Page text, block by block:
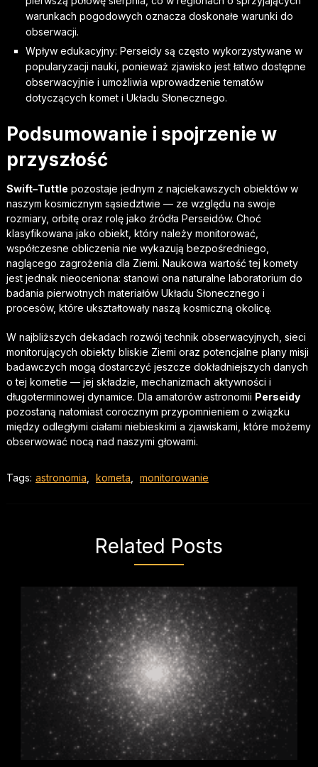
warunkach pogodowych oznacza doskonałe warunki do
obserwacji.
Wpływ edukacyjny: Perseidy są często wykorzystywane w
popularyzacji nauki, ponieważ zjawisko jest łatwo dostępne
obserwacyjnie i umożliwia wprowadzenie tematów
dotyczących komet i Układu Słonecznego.
Podsumowanie i spojrzenie w
przyszłość
Swift–Tuttle pozostaje jednym z najciekawszych obiektów w
naszym kosmicznym sąsiedztwie — ze względu na swoje
rozmiary, orbitę oraz rolę jako źródła Perseidów. Choć
klasyfikowana jako obiekt, który należy monitorować,
współczesne obliczenia nie wykazują bezpośredniego,
naglącego zagrożenia dla Ziemi. Naukowa wartość tej komety
jest jednak nieoceniona: stanowi ona naturalne laboratorium do
badania pierwotnych materiałów Układu Słonecznego i
procesów, które ukształtowały naszą kosmiczną okolicę.
W najbliższych dekadach rozwój technik obserwacyjnych, sieci
monitorujących obiekty bliskie Ziemi oraz potencjalne plany misji
badawczych mogą dostarczyć jeszcze dokładniejszych danych
o tej kometie — jej składzie, mechanizmach aktywności i
długoterminowej dynamice. Dla amatorów astronomii Perseidy
pozostaną natomiast corocznym przypomnieniem o związku
między odległymi ciałami niebieskimi a zjawiskami, które możemy
obserwować nocą nad naszymi głowami.
Tags: astronomia kometa monitorowanie
Related Posts